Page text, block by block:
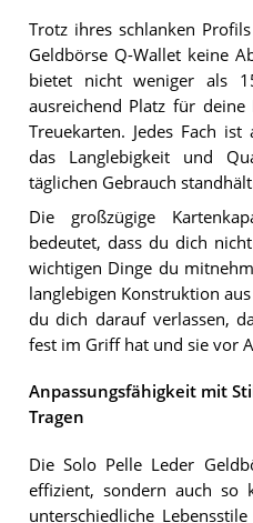
Trotz ihres schlanken
Geldbörse Q-Wallet keine
bietet nicht weniger als
ausreichend Platz für deine
Treuekarten. Jedes Fach
das Langlebigkeit und
täglichen Gebrauch
Die großzügige
bedeutet, dass du dich
wichtigen Dinge du
langlebigen Konstruktion
du dich darauf verlassen,
fest im Griff hat und sie vor
Anpassungsfähigkeit mit
Tragen
Die Solo Pelle Leder
effizient, sondern auch so
unterschiedliche